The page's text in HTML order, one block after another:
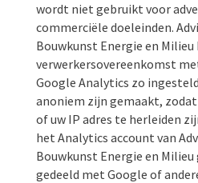
wordt niet gebruikt voor
commerciële doeleinden.
Bouwkunst Energie en Milieu
verwerkersovereenkomst
Google Analytics zo
anoniem zijn gemaakt,
of uw IP adres te herleiden
het Analytics account van
Bouwkunst Energie en
gedeeld met Google of